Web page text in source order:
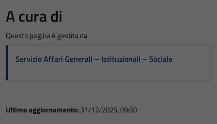
A cura di
Questa pagina è gestita da
Servizio Affari Generali – Istituzionali – Sociale
Ultimo aggiornamento: 31/12/2025, 09:00